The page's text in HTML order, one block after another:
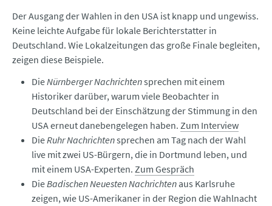
Der Ausgang der Wahlen in den USA ist knapp und ungewiss.
Keine leichte Aufgabe für lokale Berichterstatter in
Deutschland. Wie Lokalzeitungen das große Finale begleiten,
zeigen diese Beispiele.
DieNürnberger Nachrichtensprechen mit einem
Historiker darüber, warum viele Beobachter in
Deutschland bei der Einschätzung der Stimmung in den
USA erneut danebengelegen haben. Zum Interview
DieRuhr Nachrichtensprechen am Tag nach der Wahl
live mit zwei US-Bürgern, die in Dortmund leben, und
mit einem USA-Experten. Zum Gespräch
DieBadischen Neuesten Nachrichten aus Karlsruhe
zeigen, wie US-Amerikaner in der Region die Wahlnacht